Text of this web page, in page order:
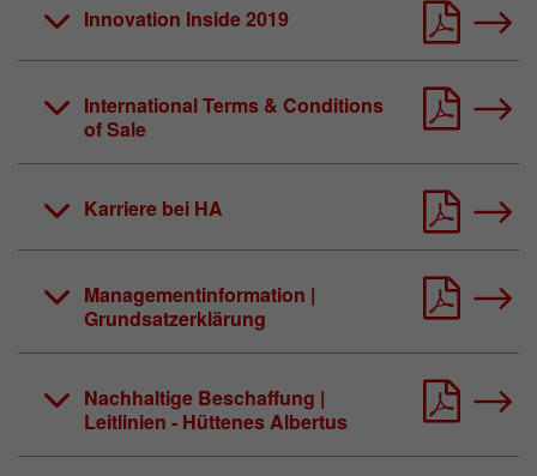
Innovation Inside 2019
International Terms & Conditions
of Sale
Karriere bei HA
Managementinformation |
Grundsatzerklärung
Nachhaltige Beschaffung |
Leitlinien - Hüttenes Albertus